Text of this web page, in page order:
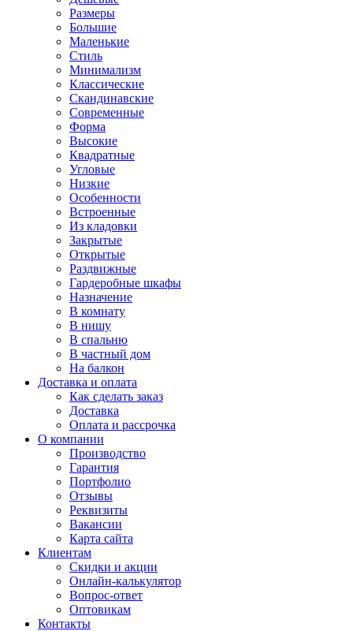
Размеры
Большие
Маленькие
Стиль
Минимализм
Классические
Скандинавские
Современные
Форма
Высокие
Квадратные
Угловые
Низкие
Особенности
Встроенные
Из кладовки
Закрытые
Открытые
Раздвижные
Гардеробные шкафы
Назначение
В комнату
В нишу
В спальню
В частный дом
На балкон
Доставка и оплата
Как сделать заказ
Доставка
Оплата и рассрочка
О компании
Производство
Гарантия
Портфолио
Отзывы
Реквизиты
Вакансии
Карта сайта
Клиентам
Скидки и акции
Онлайн-калькулятор
Вопрос-ответ
Оптовикам
Контакты